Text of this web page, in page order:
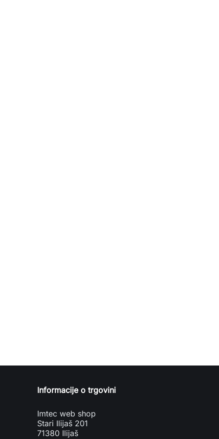
Informacije o trgovini
Imtec web shop
Stari Ilijaš 201
71380 Ilijaš